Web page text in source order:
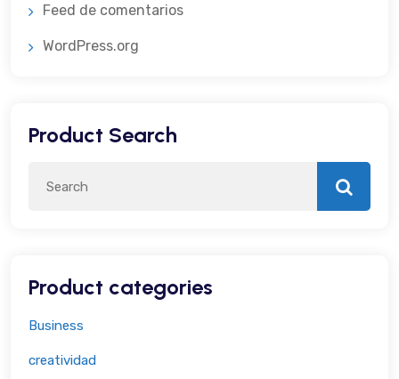
Feed de comentarios
WordPress.org
Product Search
Product categories
Business
creatividad